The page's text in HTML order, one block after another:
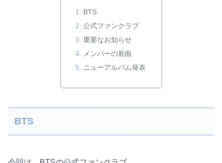
BTS
公式ファンクラブ
重要なお知らせ
メンバーの新曲
ニューアルバム発表
BTS